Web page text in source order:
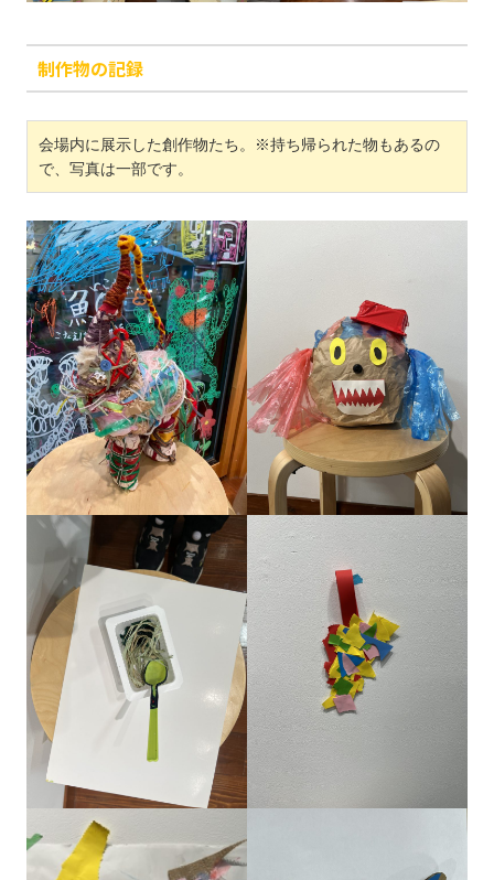
制作物の記録
会場内に展示した創作物たち。※持ち帰られた物もあるの
で、写真は一部です。